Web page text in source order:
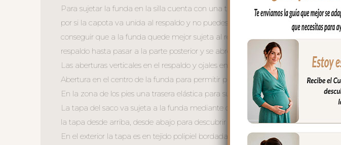
Para sujetar la funda en la silla cuenta con una trasera muy ancha y regulable
por si la capota va unida al respaldo y no puedes usar la trasera. Cuenta con un
conseguir que a la funda quede mejor sujeta al respaldo. Son unas cintas que
respaldo hasta pasar a la parte posterior y se abrochan entre ellas.
Las aberturas verticales en el respaldo y ojales en el culete son aptas para la salida
Abertura en el centro de la funda para permitir plegar las sillas que tienen cierre
En la zona de los pies una trasera elástica para sujetar la funda en la parte de
La tapa del saco va sujeta a la funda mediante cremalleras laterales, siempre a
la tapa desde arriba, desde abajo para descubrir los pies o puedes quitar la tapa
En el exterior la tapa es en tejido polipiel bordada; una polipiel sintética muy suave